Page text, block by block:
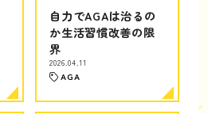
自力でAGAは治るの
か生活習慣改善の限
界
2026.04.11
AGA